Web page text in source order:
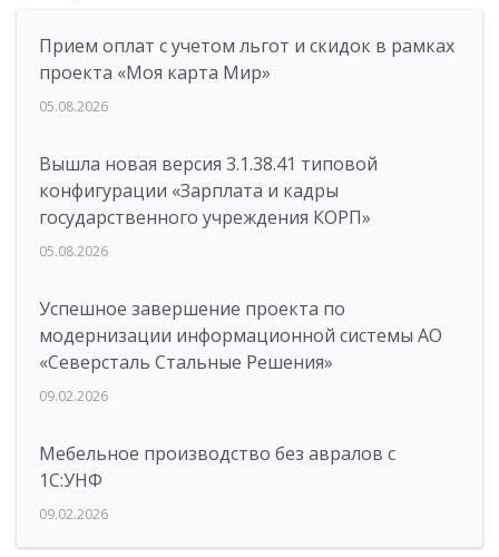
Прием оплат с учетом льгот и скидок в рамках
проекта «Моя карта Мир»
05.08.2026
Вышла новая версия 3.1.38.41 типовой
конфигурации «Зарплата и кадры
государственного учреждения КОРП»
05.08.2026
Успешное завершение проекта по
модернизации информационной системы АО
«Северсталь Стальные Решения»
09.02.2026
Мебельное производство без авралов с
1С:УНФ
09.02.2026